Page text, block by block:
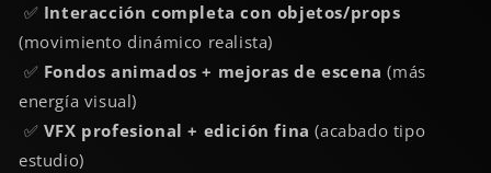
✅ Interacción completa con objetos/props
(movimiento dinámico realista)
✅ Fondos animados + mejoras de escena (más
energía visual)
✅ VFX profesional + edición fina(acabado tipo
estudio)